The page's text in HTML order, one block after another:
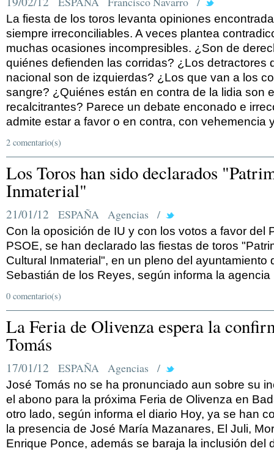
La fiesta de los toros levanta opiniones
siempre irreconciliables. A veces plantea
muchas ocasiones incompresibles. ¿Son de
quiénes defienden las corridas? ¿Los detractores
nacional son de izquierdas? ¿Los que van a los
sangre? ¿Quiénes están en contra de la lidia son
recalcitrantes? Parece un debate enconado e
admite estar a favor o en contra, con vehemencia
2 comentario(s)
Los Toros han sido declarados
Inmaterial"
21/01/12 ESPAÑA Agencias /
Con la oposición de IU y con los votos a favor del
PSOE, se han declarado las fiestas de toros
Cultural Inmaterial", en un pleno del ayuntamiento
Sebastián de los Reyes, según informa la agencia
0 comentario(s)
La Feria de Olivenza espera la
Tomás
17/01/12 ESPAÑA Agencias /
José Tomás no se ha pronunciado aun sobre su
el abono para la próxima Feria de Olivenza en
otro lado, según informa el diario Hoy, ya se han
la presencia de José María Mazanares, El Juli,
Enrique Ponce, además se baraja la inclusión del